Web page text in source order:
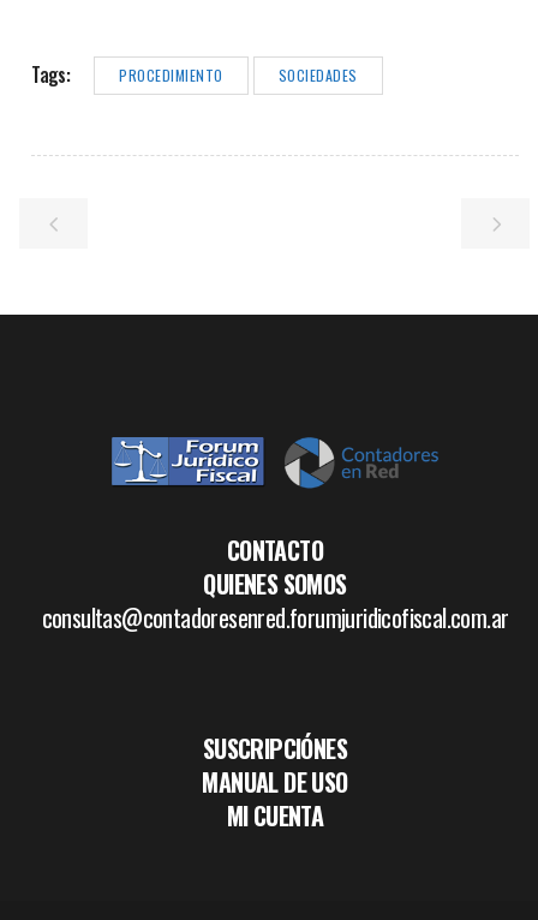
Tags: PROCEDIMIENTO SOCIEDADES
CONTACTO
QUIENES SOMOS
consultas@contadoresenred.forumjuridicofiscal.com.ar
SUSCRIPCIÓNES
MANUAL DE USO
MI CUENTA